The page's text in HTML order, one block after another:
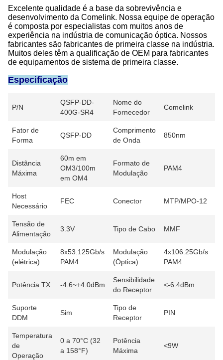
Excelente qualidade é a base da sobrevivência e
desenvolvimento da Comelink. Nossa equipe de operação
é composta por especialistas com muitos anos de
experiência na indústria de comunicação óptica. Nossos
fabricantes são fabricantes de primeira classe na indústria.
Muitos deles têm a qualificação de OEM para fabricantes
de equipamentos de sistema de primeira classe.
Especificação
P/N
QSFP-DD-
400G-SR4
Nome do
Fornecedor
Comelink
Fator de
Forma
QSFP-DD
Comprimento
de Onda
850nm
Distância
Máxima
60m em
OM3/100m
em OM4
Formato de
Modulação
PAM4
Host
Necessário
FEC Conector MTP/MPO-12
Tensão de
Alimentação
3.3V Tipo de Cabo MMF
Modulação
(elétrica)
8x53.125Gb/s
PAM4
Modulação
(Óptica)
4x106.25Gb/s
PAM4
Potência TX -4.6~+4.0dBm
Sensibilidade
do Receptor
<-6.4dBm
Suporte
DDM
Sim
Tipo de
Receptor
PIN
Temperatura
de
Operação
0 a 70°C (32
a 158°F)
Potência
Máxima
<9W